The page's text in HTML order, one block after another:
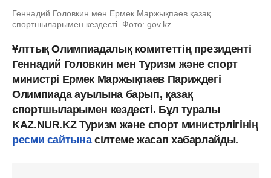
Геннадий Головкин мен Ермек Маржықпаев қазақ
спортшыларымен кездесті. Фото: gov.kz
Ұлттық Олимпиадалық комитеттің президенті
Геннадий Головкин мен Туризм және спорт
министрі Ермек Маржықпаев Париждегі
Олимпиада ауылына барып, қазақ
спортшыларымен кездесті. Бұл туралы
KAZ.NUR.KZ Туризм және спорт министрлігінің
ресми сайтына сілтеме жасап хабарлайды.